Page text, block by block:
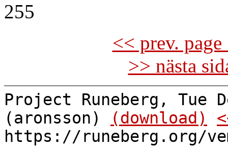
255
<< prev.
>> nästa
Project Runeberg, Tue
(aronsson)
(download)
https://runeberg.org/